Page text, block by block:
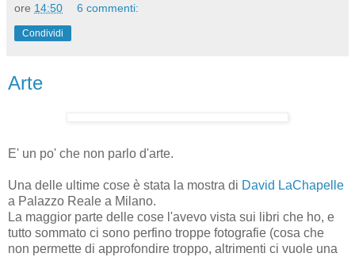
ore 14:50 6 commenti:
Condividi
Arte
E' un po' che non parlo d'arte.
Una delle ultime cose è stata la mostra di David LaChapelle
a Palazzo Reale a Milano.
La maggior parte delle cose l'avevo vista sui libri che ho, e
tutto sommato ci sono perfino troppe fotografie (cosa che
non permette di approfondire troppo, altrimenti ci vuole una